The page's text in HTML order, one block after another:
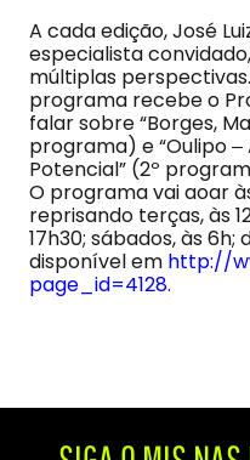
A cada edição, José
especialista
múltiplas
programa recebe o
falar sobre “Borges,
programa) e “Oulipo
Potencial” (2º
O programa vai aoar
reprisando terças, às
17h30; sábados, às 6h;
disponível em http://
page_id=4128.